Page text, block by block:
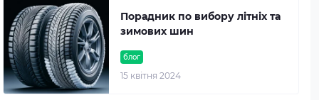
блог
15 квітня 2024
Порадник по вибору літніх та
зимових шин